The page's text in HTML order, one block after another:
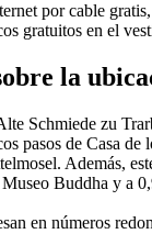
por cable
gratuitos en el
la
Schmiede zu
pasos de Casa de
Además,
Buddha y a
en números